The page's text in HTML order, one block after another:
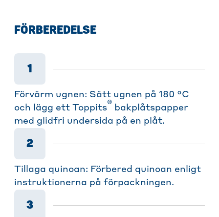
FÖRBEREDELSE
1
Förvärm ugnen: Sätt ugnen på 180 °C
och lägg ett Toppits® bakplåtspapper
med glidfri undersida på en plåt.
2
Tillaga quinoan: Förbered quinoan enligt
instruktionerna på förpackningen.
3